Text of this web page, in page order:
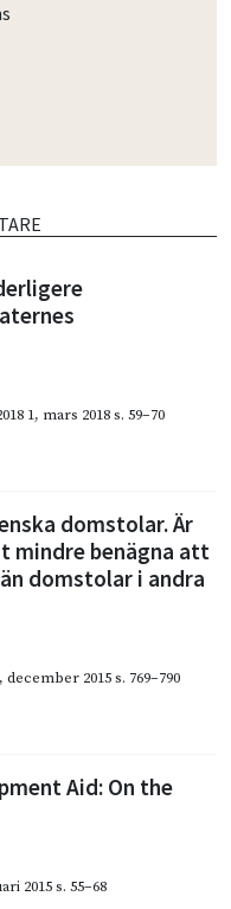
1, mars 2018s. 59–70
domstolar. Är
mindre benägna att
domstolar i andra
, december 2015s. 769–790
Aid: On the
2015s. 55–68